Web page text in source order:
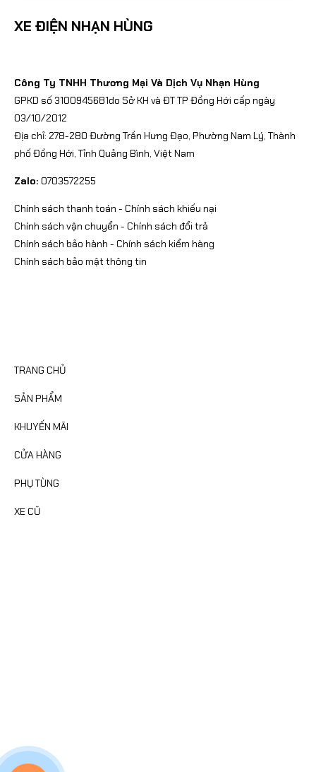
XE ĐIỆN NHẠN HÙNG
Công Ty TNHH Thương Mại Và Dịch Vụ Nhạn Hùng
GPKD số 3100945681do Sở KH và ĐT TP Đồng Hới cấp ngày
03/10/2012
Địa chỉ: 278-280 Đường Trần Hưng Đạo, Phường Nam Lý, Thành
phố Đồng Hới, Tỉnh Quảng Bình, Việt Nam
Zalo: 0703572255
Chính sách thanh toán - Chính sách khiếu nại
Chính sách vận chuyển - Chính sách đổi trả
Chính sách bảo hành - Chính sách kiểm hàng
Chính sách bảo mật thông tin
TRANG CHỦ
SẢN PHẨM
KHUYẾN MÃI
CỬA HÀNG
PHỤ TÙNG
XE CŨ